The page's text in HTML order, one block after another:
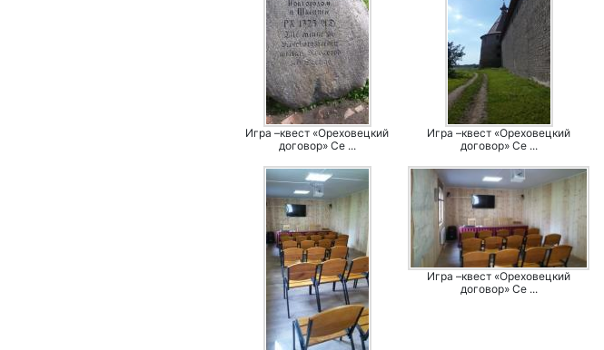
Игра –квест «Ореховецкий
договор» Се ...
Игра –квест «Ореховецкий
договор» Се ...
Игра –квест «Ореховецкий
договор» Се ...